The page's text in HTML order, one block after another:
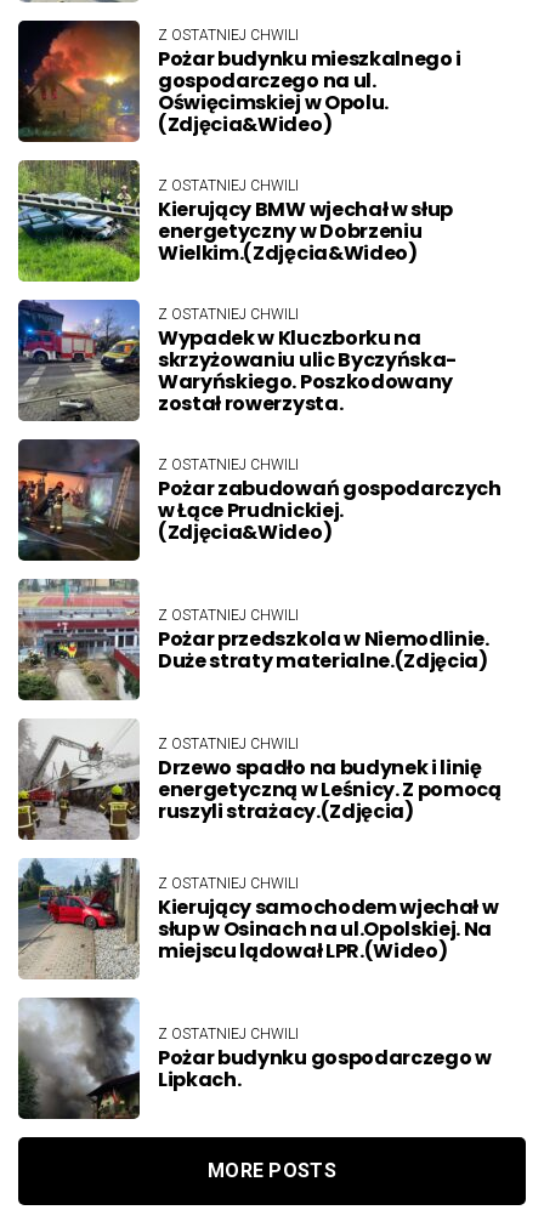
Z OSTATNIEJ CHWILI
Pożar budynku mieszkalnego i
gospodarczego na ul.
Oświęcimskiej w Opolu.
(Zdjęcia&Wideo)
Z OSTATNIEJ CHWILI
Kierujący BMW wjechał w słup
energetyczny w Dobrzeniu
Wielkim.(Zdjęcia&Wideo)
Z OSTATNIEJ CHWILI
Wypadek w Kluczborku na
skrzyżowaniu ulic Byczyńska-
Waryńskiego. Poszkodowany
został rowerzysta.
Z OSTATNIEJ CHWILI
Pożar zabudowań gospodarczych
w Łące Prudnickiej.
(Zdjęcia&Wideo)
Z OSTATNIEJ CHWILI
Pożar przedszkola w Niemodlinie.
Duże straty materialne.(Zdjęcia)
Z OSTATNIEJ CHWILI
Drzewo spadło na budynek i linię
energetyczną w Leśnicy. Z pomocą
ruszyli strażacy.(Zdjęcia)
Z OSTATNIEJ CHWILI
Kierujący samochodem wjechał w
słup w Osinach na ul.Opolskiej. Na
miejscu lądował LPR.(Wideo)
Z OSTATNIEJ CHWILI
Pożar budynku gospodarczego w
Lipkach.
MORE POSTS